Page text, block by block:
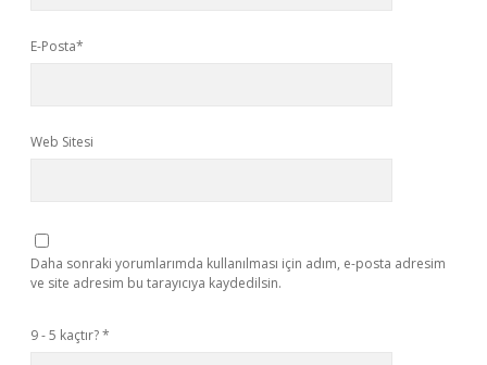
E-Posta*
Web Sitesi
Daha sonraki yorumlarımda kullanılması için adım, e-posta adresim
ve site adresim bu tarayıcıya kaydedilsin.
9 - 5 kaçtır?*